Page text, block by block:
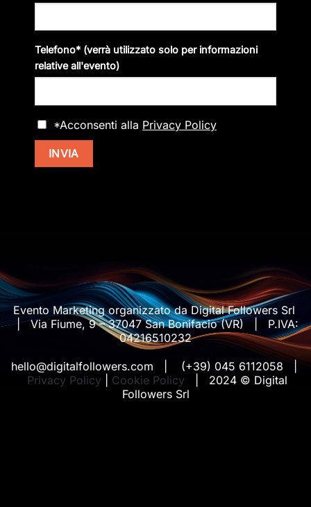
Telefono* (verrà utilizzato solo per informazioni
relative all'evento)
*Acconsenti alla Privacy Policy
Evento Marketing organizzato da Digital Followers Srl
| Via Fiume, 9 – 37047 San Bonifacio (VR) | P.IVA:
04216510232
hello@digitalfollowers.com | (+39) 045 6112058 |
Privacy Policy
Cookie Policy | 2024 © Digital
Followers Srl